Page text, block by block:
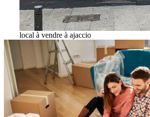
local à vendre à ajaccio